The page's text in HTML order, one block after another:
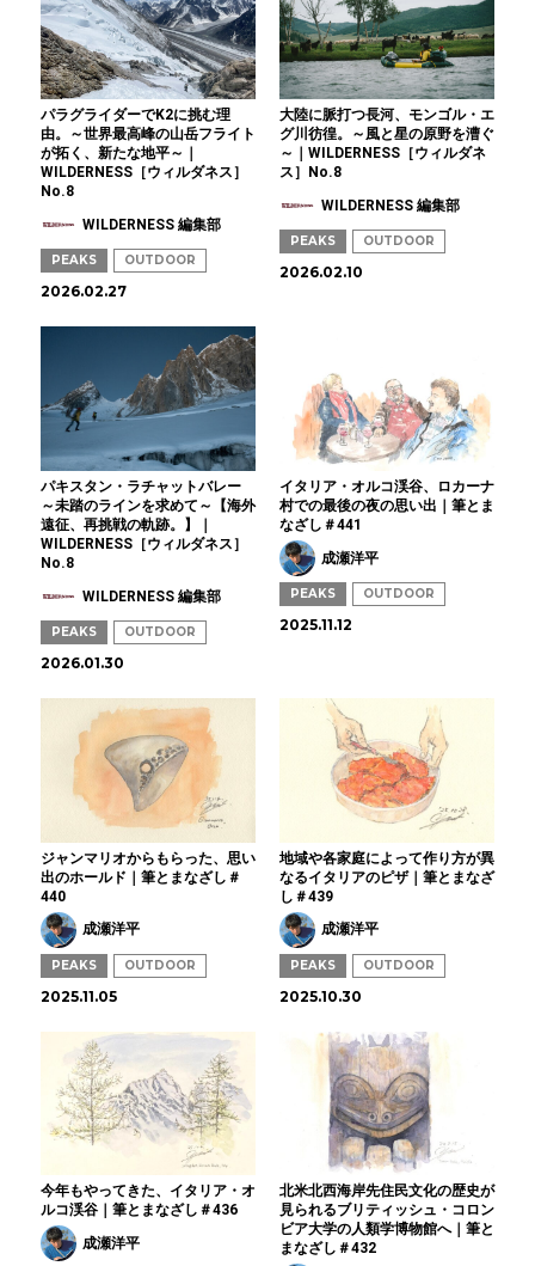
パラグライダーでK2に挑む理
由。～世界最高峰の山岳フライト
が拓く、新たな地平～｜
WILDERNESS［ウィルダネス］
No.8
WILDERNESS 編集部
PEAKS OUTDOOR
2026.02.27
大陸に脈打つ長河、モンゴル・エ
グ川彷徨。～風と星の原野を漕ぐ
～｜WILDERNESS［ウィルダネ
ス］No.8
WILDERNESS 編集部
PEAKS OUTDOOR
2026.02.10
パキスタン・ラチャットバレー
～未踏のラインを求めて～【海外
遠征、再挑戦の軌跡。】｜
WILDERNESS［ウィルダネス］
No.8
WILDERNESS 編集部
PEAKS OUTDOOR
2026.01.30
イタリア・オルコ渓谷、ロカーナ
村での最後の夜の思い出｜筆とま
なざし＃441
成瀬洋平
PEAKS OUTDOOR
2025.11.12
ジャンマリオからもらった、思い
出のホールド｜筆とまなざし＃
440
成瀬洋平
PEAKS OUTDOOR
2025.11.05
地域や各家庭によって作り方が異
なるイタリアのピザ｜筆とまなざ
し＃439
成瀬洋平
PEAKS OUTDOOR
2025.10.30
今年もやってきた、イタリア・オ
ルコ渓谷｜筆とまなざし＃436
成瀬洋平
北米北西海岸先住民文化の歴史が
見られるブリティッシュ・コロン
ビア大学の人類学博物館へ｜筆と
まなざし＃432